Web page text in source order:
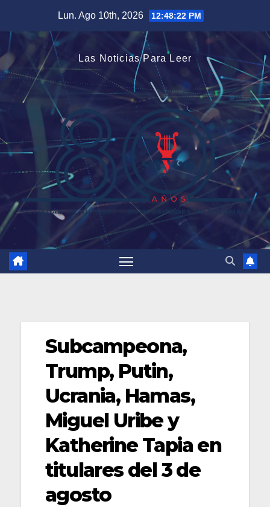
contenido
Lun. Ago 10th, 2026 12:48:23 PM
Las Noticias Para Leer
Subcampeona,
Trump, Putin,
Ucrania, Hamas,
Miguel Uribe y
Katherine Tapia en
titulares del 3 de
agosto